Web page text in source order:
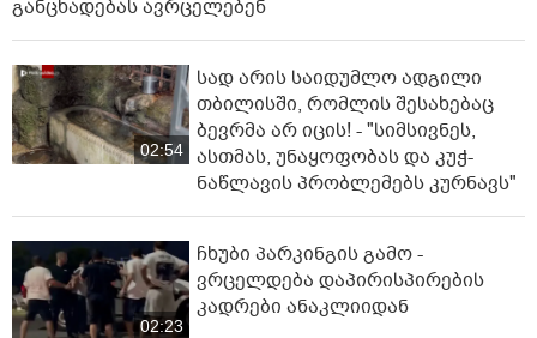
განცხადებას ავრცელებენ
02:54
სად არის საიდუმლო ადგილი
თბილისში, რომლის შესახებაც
ბევრმა არ იცის! - "სიმსივნეს,
ასთმას, უნაყოფობას და კუჭ-
ნაწლავის პრობლემებს კურნავს"
02:23
ჩხუბი პარკინგის გამო -
ვრცელდება დაპირისპირების
კადრები ანაკლიიდან